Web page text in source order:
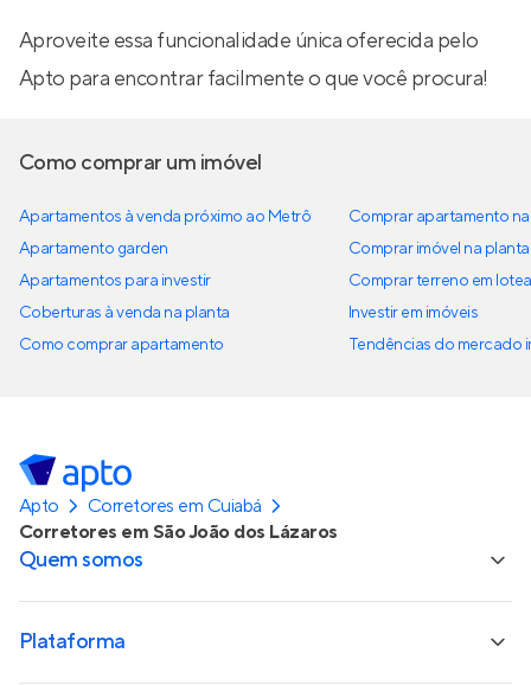
Aproveite essa funcionalidade única oferecida pelo
Apto para encontrar facilmente o que você procura!
Como comprar um imóvel
Apartamentos à venda próximo ao Metrô
Apartamento garden
Apartamentos para investir
Coberturas à venda na planta
Como comprar apartamento
Comprar apartamento
Comprar imóvel na planta
Comprar terreno em
Investir em imóveis
Tendências do mercado
Apto
Corretores em Cuiabá
Corretores em São João dos Lázaros
Quem somos
Plataforma